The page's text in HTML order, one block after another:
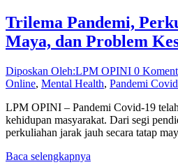
Trilema Pandemi,
Maya, dan Problem
Diposkan Oleh:LPM OPINI 0
Online, Mental Health, Pandemi
LPM OPINI – Pandemi Covid-19
kehidupan masyarakat. Dari segi
perkuliahan jarak jauh secara tatap
Baca selengkapnya